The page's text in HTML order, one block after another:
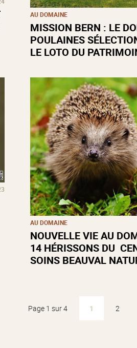
AU DOMAINE
MISSION BERN : LE
POULAINES
LE LOTO DU
AU DOMAINE
NOUVELLE VIE AU
14 HÉRISSONS DU
SOINS BEAUVAL
Page 1 sur 4 1 2